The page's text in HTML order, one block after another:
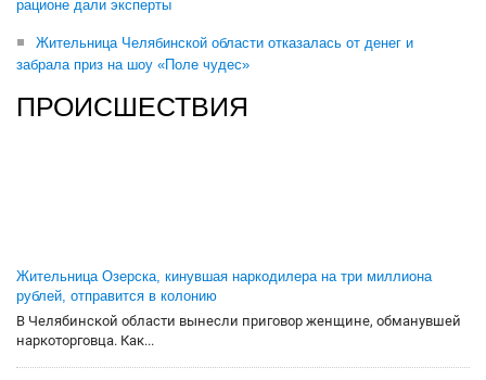
рационе дали эксперты
Жительница Челябинской области отказалась от денег и
забрала приз на шоу «Поле чудес»
ПРОИСШЕСТВИЯ
Жительница Озерска, кинувшая наркодилера на три миллиона
рублей, отправится в колонию
В Челябинской области вынесли приговор женщине, обманувшей
наркоторговца. Как...